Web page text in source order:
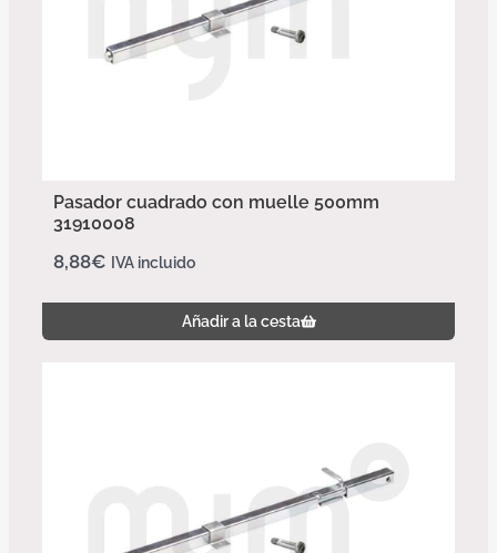
Pasador cuadrado con muelle 500mm
31910008
8,88€ IVA incluido
Añadir a la cesta